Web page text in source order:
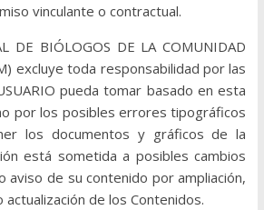
vinculante o contractual.
DE BIÓLOGOS DE LA COMUNIDAD
excluye toda responsabilidad por las
pueda tomar basado en esta
por los posibles errores tipográficos
los documentos y gráficos de la
está sometida a posibles cambios
aviso de su contenido por ampliación,
de los Contenidos.